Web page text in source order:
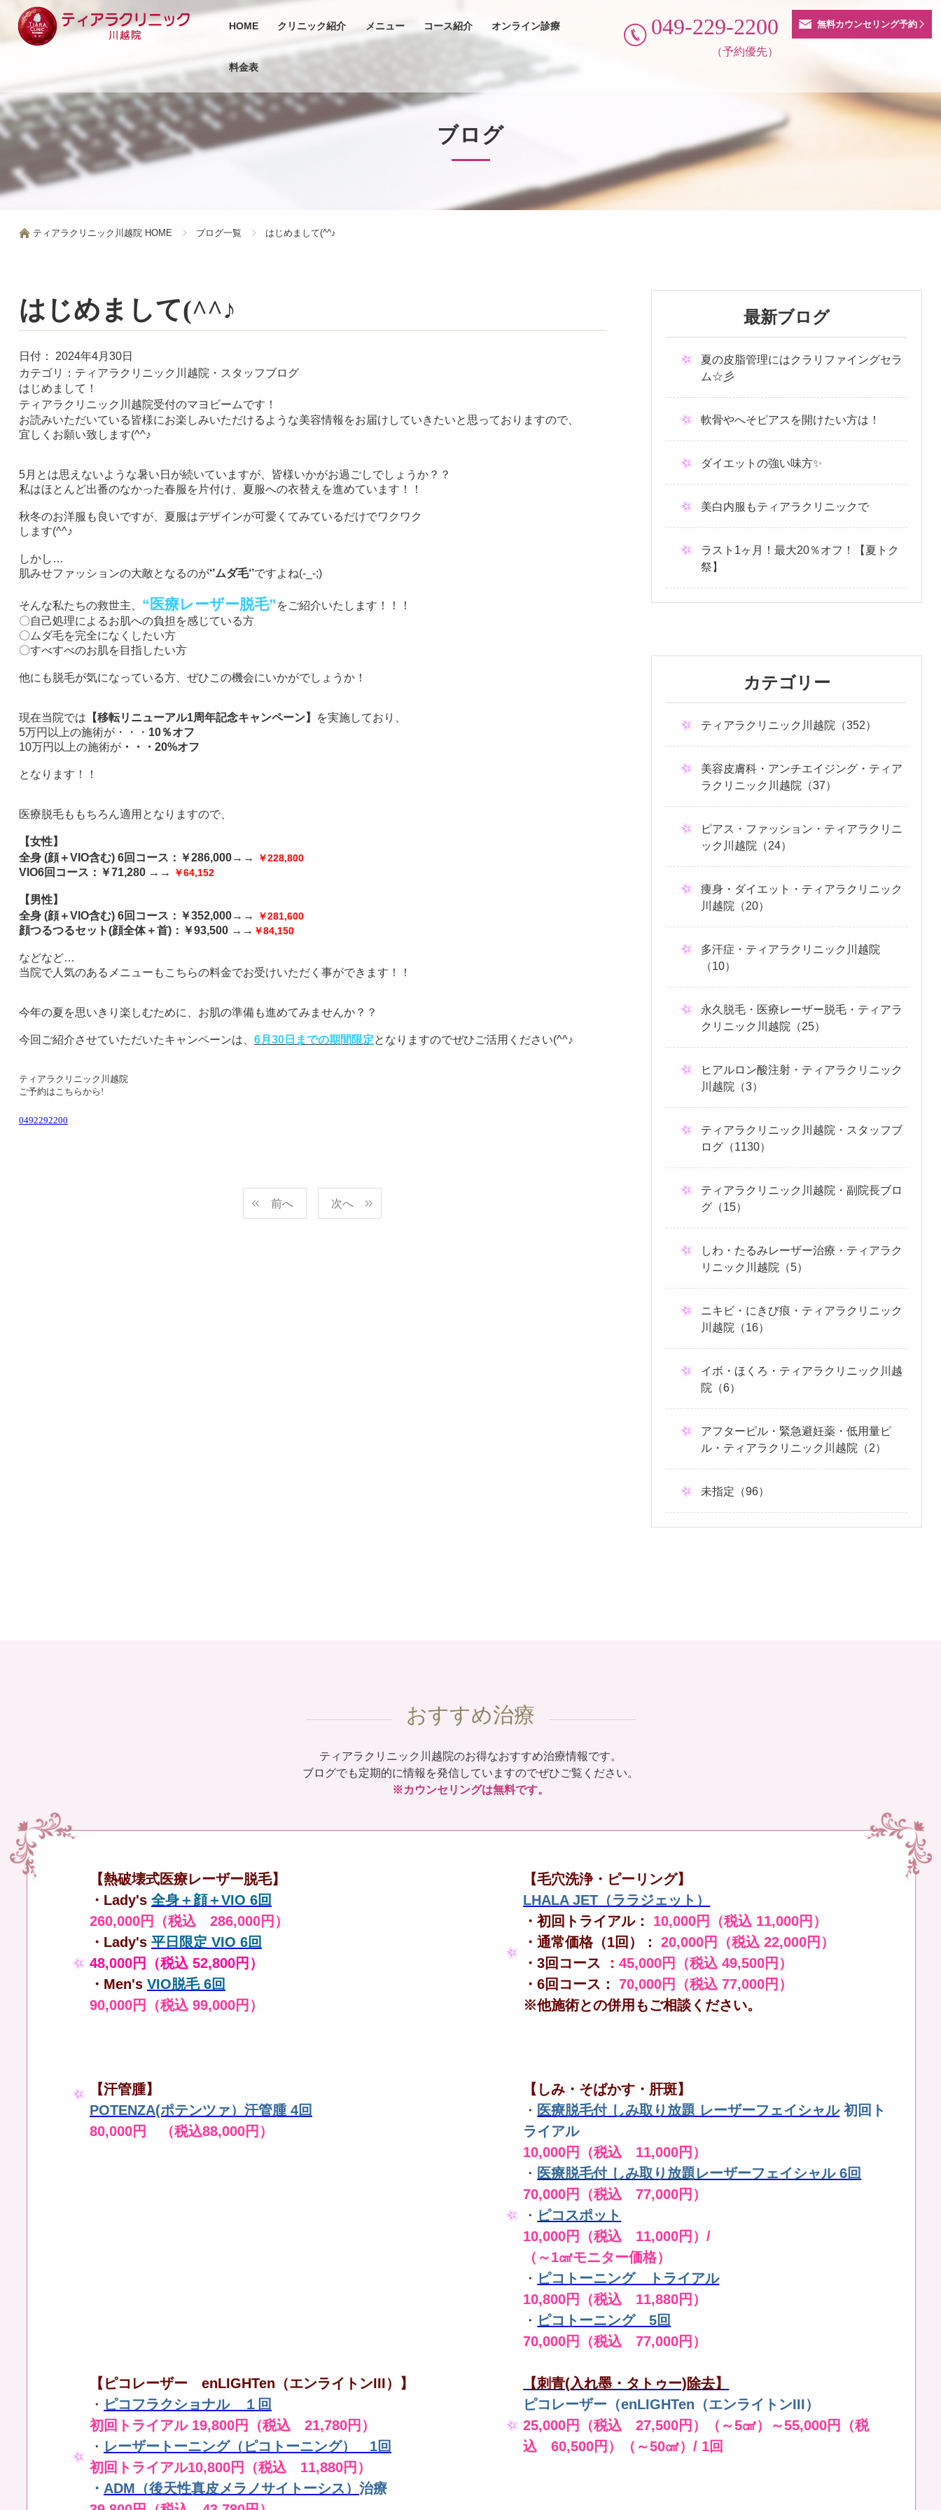
HOME クリニック紹介 メニュー コース紹介 オンライン診療
料金表
無料カウンセリング予約
049-229-2200
（予約優先）
ブログ
ティアラクリニック川越院 HOME ブログ一覧 はじめまして(^^♪
はじめまして(^^♪
日付：
2024年4月30日
カテゴリ： ティアラクリニック川越院・スタッフブログ
はじめまして！
ティアラクリニック川越院受付のマヨビームです！
お読みいただいている皆様にお楽しみいただけるような美容情報をお届けしていきたいと思っておりますので、
宜しくお願い致します(^^♪
5月とは思えないような暑い日が続いていますが、皆様いかがお過ごしでしょうか？？
私はほとんど出番のなかった春服を片付け、夏服への衣替えを進めています！！
秋冬のお洋服も良いですが、夏服はデザインが可愛くてみているだけでワクワク
します(^^♪
しかし…
肌みせファッションの大敵となるのが‘’ムダ毛‘’ですよね(-_-;)
そんな私たちの救世主、 “医療レーザー脱毛” をご紹介いたします！！！
〇自己処理によるお肌への負担を感じている方
〇ムダ毛を完全になくしたい方
〇すべすべのお肌を目指したい方
他にも脱毛が気になっている方、ぜひこの機会にいかがでしょうか！
現在当院では 【移転リニューアル1周年記念キャンペーン】
を実施しており、
5万円以上の施術が・・・ 10％オフ
10万円以上の施術が・・・ 20%オフ
となります！！
医療脱毛ももちろん適用となりますので、
【女性】
全身 (顔＋VIO含む) 6回コース：￥286,000→→ ￥228,800
VIO6回コース：￥71,280 →→ ￥64,152
【男性】
全身 (顔＋VIO含む) 6回コース：￥352,000→→ ￥281,600
顔つるつるセット(顔全体＋首)：￥93,500 →→ ￥84,150
などなど…
当院で人気のあるメニューもこちらの料金でお受けいただく事ができます！！
今年の夏を思いきり楽しむために、お肌の準備も進めてみませんか？？
今回ご紹介させていただいたキャンペーンは、 6月 30日までの期間限定となりますのでぜひご活用ください(^^♪
ティアラクリニック川越院
ご予約はこちらから!
0492292200
前へ 次へ
最新ブログ
夏の皮脂管理にはクラリファイングセラ
ム☆彡
軟骨やへそピアスを開けたい方は！
ダイエットの強い味方✨
美白内服もティアラクリニックで
ラスト1ヶ月！最大20％オフ！【夏トク
祭】
カテゴリー
ティアラクリニック川越院（352）
美容皮膚科・アンチエイジング・ティア
ラクリニック川越院（37）
ピアス・ファッション・ティアラクリニ
ック川越院（24）
痩身・ダイエット・ティアラクリニック
川越院（20）
多汗症・ティアラクリニック川越院
（10）
永久脱毛・医療レーザー脱毛・ティアラ
クリニック川越院（25）
ヒアルロン酸注射・ティアラクリニック
川越院（3）
ティアラクリニック川越院・スタッフブ
ログ（1130）
ティアラクリニック川越院・副院長ブロ
グ（15）
しわ・たるみレーザー治療・ティアラク
リニック川越院（5）
ニキビ・にきび痕・ティアラクリニック
川越院（16）
イボ・ほくろ・ティアラクリニック川越
院（6）
アフターピル・緊急避妊薬・低用量ピ
ル・ティアラクリニック川越院（2）
未指定（96）
おすすめ治療
ティアラクリニック川越院のお得なおすすめ治療情報です。
ブログでも定期的に情報を発信していますのでぜひご覧ください。
※カウンセリングは無料です。
【熱破壊式医療レーザー脱毛】
・Lady's 全身＋顔＋VIO 6回
260,000円（税込 286,000円）
・Lady's 平日限定 VIO 6回
48,000円（税込 52,800円）
・Men's VIO脱毛 6回
90,000円（税込 99,000円）
【毛穴洗浄・ピーリング】
LHALA JET（ララジェット）
・初回トライアル： 10,000円（税込 11,000円）
・通常価格（1回）：
20,000円（税込 22,000円）
・3回コース ：45,000円（税込 49,500円）
・6回コース：
70,000円（税込 77,000円）
※他施術との併用もご相談ください。
【汗管腫】
POTENZA(ポテンツァ）汗管腫 4回
80,000円 （税込88,000円）
【しみ・そばかす・肝斑】
・ 医療脱毛付 しみ取り放題 レーザーフェイシャル 初回ト
ライアル
10,000円（税込 11,000円）
・ 医療脱毛付 しみ取り放題レーザーフェイシャル 6回
70,000円（税込 77,000円）
・ ピコスポット
10,000円（税込 11,000円）/
（～1㎠モニター価格）
・ ピコトーニング トライアル
10,800円（税込 11,880円）
・ ピコトーニング 5回
70,000円（税込 77,000円）
【ピコレーザー enLIGHTen（エンライトンIII）】
・ ピコフラクショナル １回
初回トライアル 19,800円（税込 21,780円）
・ レーザートーニング（ピコトーニング） 1回
初回トライアル10,800円（税込 11,880円）
・ ADM（後天性真皮メラノサイトーシス） 治療
【刺青(入れ墨・タトゥー)除去】
ピコレーザー（enLIGHTen（エンライトンIII）
25,000円（税込 27,500円）（～5㎠）～55,000円（税
込 60,500円）（～50㎠）/ 1回